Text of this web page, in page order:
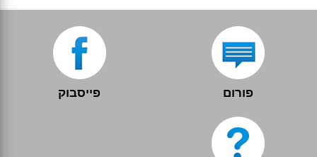
פורום פייסבוק